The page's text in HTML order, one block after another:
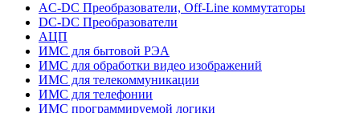
AC-DC Преобразователи, Off-Line коммутаторы
DC-DC Преобразователи
АЦП
ИМС для бытовой РЭА
ИМС для обработки видео изображений
ИМС для телекоммуникации
ИМС для телефонии
ИМС программируемой логики